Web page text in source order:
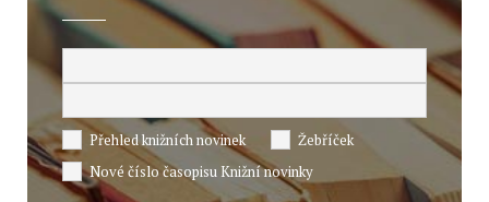
Přehled knižních novinek
Žebříček
Nové číslo časopisu Knižní novinky